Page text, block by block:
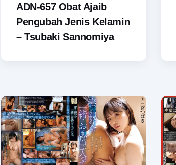
ADN-657 Obat Ajaib
Pengubah Jenis Kelamin
– Tsubaki Sannomiya